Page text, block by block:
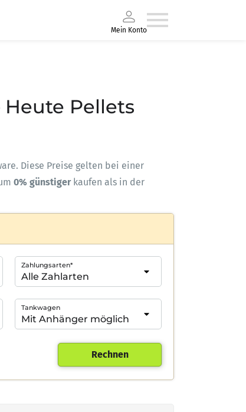
Mein Konto
Heute Pellets
Diese Preise gelten bei einer
0% günstigerkaufen als in der
Zahlungsarten*
Tankwagen
Rechnen